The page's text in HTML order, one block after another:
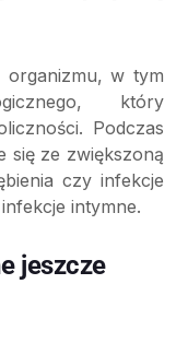
organizmu, w tym
który
Podczas
się ze zwiększoną
czy infekcje
intymne.
jeszcze